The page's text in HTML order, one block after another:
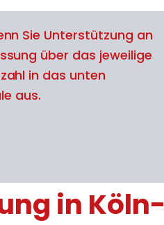
Sie Unterstützung an
über das jeweilige
in das unten
aus.
in Köln-